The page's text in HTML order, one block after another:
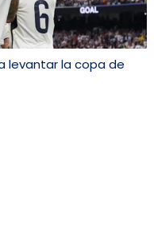
levantar la copa de